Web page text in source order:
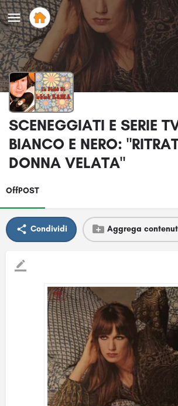
SCENEGGIATI E SERIE
BIANCO E NERO:
DONNA VELATA"
OffPOST
Condividi Aggrega